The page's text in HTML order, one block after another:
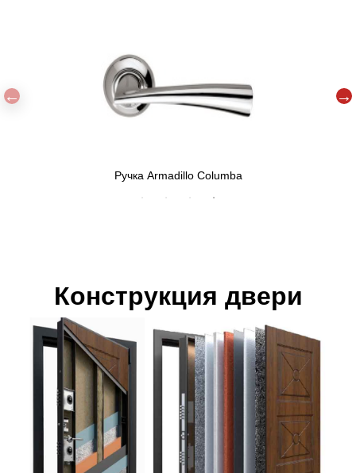
Ручка Armadillo Columba
Конструкция двери